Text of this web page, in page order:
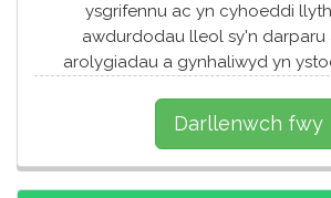
ysgrifennu ac yn cyhoeddi
awdurdodau lleol sy'n darparu
arolygiadau a gynhaliwyd yn
Darllenwch fwy